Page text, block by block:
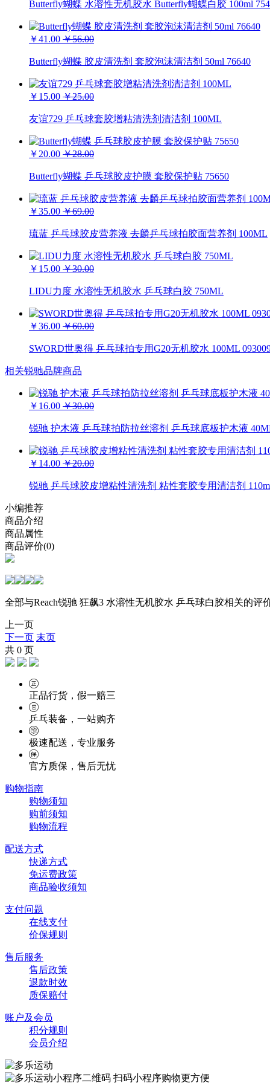
Butterfly蝴蝶 水溶性无机胶水 Butterfly蝴蝶白胶 100ml
￥41.00 ￥56.00
Butterfly蝴蝶 胶皮清洗剂 套胶泡沫清洁剂 50ml 76640
￥15.00 ￥25.00
友谊729 乒乓球套胶增粘清洗剂清洁剂 100ML
￥20.00 ￥28.00
Butterfly蝴蝶 乒乓球胶皮护膜 套胶保护贴 75650
￥35.00 ￥69.00
琉蓝 乒乓球胶皮营养液 去麟乒乓球拍胶面营养剂 100ML
￥15.00 ￥30.00
LIDU力度 水溶性无机胶水 乒乓球白胶 750ML
￥36.00 ￥60.00
SWORD世奥得 乒乓球拍专用G20无机胶水 100ML
相关锐驰品牌商品
￥16.00 ￥30.00
锐驰 护木液 乒乓球拍防拉丝溶剂 乒乓球底板护木液
￥14.00 ￥20.00
锐驰 乒乓球胶皮增粘性清洗剂 粘性套胶专用清洁剂
小编推荐
商品介绍
商品属性
商品评价(0)
全部与Reach锐驰 狂飙3 水溶性无机胶水 乒乓球白胶相关的评
上一页
下一页 末页
共 0 页
正品行货，假一赔三
乒乓装备，一站购齐
极速配送，专业服务
官方质保，售后无忧
购物指南
购物须知
购前须知
购物流程
配送方式
快递方式
免运费政策
商品验收须知
支付问题
在线支付
价保规则
售后服务
售后政策
退款时效
质保赔付
账户及会员
积分规则
会员介绍
扫码小程序购物更方便